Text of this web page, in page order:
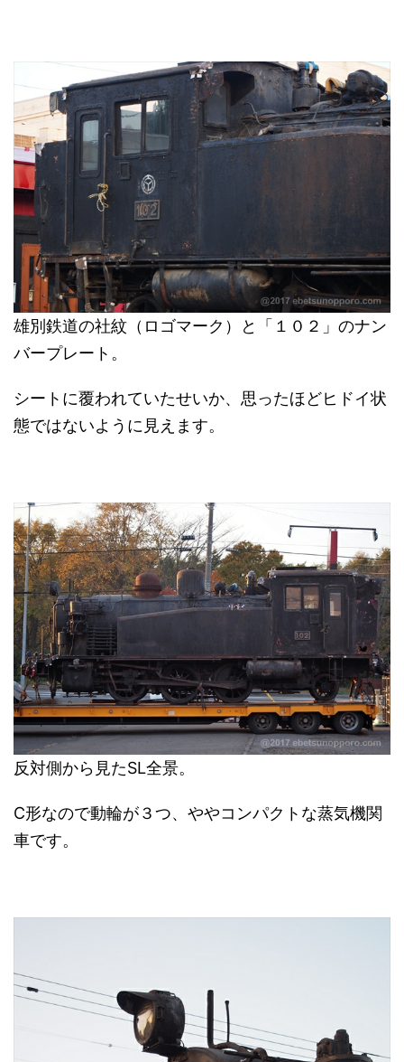
雄別鉄道の社紋（ロゴマーク）と「１０２」のナン
バープレート。
シートに覆われていたせいか、思ったほどヒドイ状
態ではないように見えます。
反対側から見たSL全景。
C形なので動輪が３つ、ややコンパクトな蒸気機関
車です。